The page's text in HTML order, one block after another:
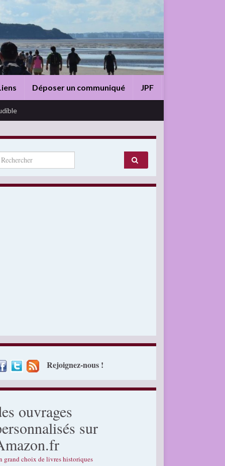
Déposer un communiqué JPF
for:
Rejoignez-nous !
ouvrages
sur
grand choix de livres historiques